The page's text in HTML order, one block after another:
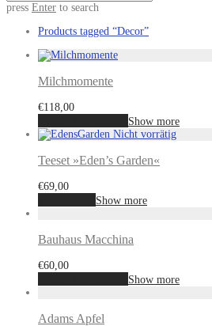
press Enter to search
Products tagged “Decor”
Milchmomente
€118,00
Show more
Teeset »Eden’s Garden«
€69,00
Show more
Bauhaus Macchina
€60,00
Show more
Adams Apfel